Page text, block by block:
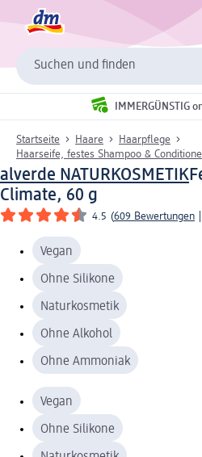
Suchen und finden
IMMERGÜNSTIG
Startseite Haare
Haarpflege
Haarseife, festes Shampoo &
alverde NATURKOSMETIK
Climate, 60 g
4.5 (609 Bewertungen
Vegan
Ohne Silikone
Naturkosmetik
Ohne Alkohol
Ohne Ammoniak
Vegan
Ohne Silikone